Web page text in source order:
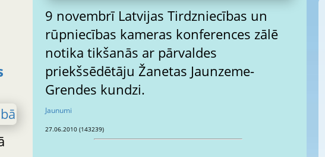
9 novembrī Latvijas Tirdzniecības un
rūpniecības kameras konferences zālē
notika tikšanās ar pārvaldes
priekšsēdētāju Žanetas Jaunzeme-
Grendes kundzi.
Jaunumi
27.06.2010 (143239)